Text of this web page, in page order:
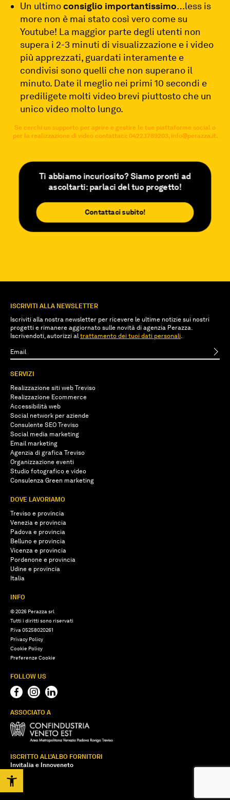
Un ultimoconsiglio importantissimo…less is
more non è mai stato così vero come su
Youtube! La maggior parte degli utenti non
supera i 2-3 minuti di visualizzazione e i video
più apprezzati, guardati interamente e
condivisi sono quelli che non superano il
minuto. Date il meglio nei primi 10 secondi e
prediligete molti video brevi piuttosto che un
unico video molto lungo.
Se cerchi un supporto per aprire e gestire le tue piattaforme social o
per la realizzazione di video contattaci: 0422.1789203, info@perazza.it.
Ti abbiamo incuriosito? Siamo pronti ad
ascoltarti: parlaci del tuo progetto!
Contattaci subito!
ISCRIVITI ALLA NEWSLETTER
Iscriviti alla nostra newsletter per ricevere le ultime notizie sui nostri
progetti e rimanere aggiornato sulle novità di agenzia Perazza.
Iscrivendoti, autorizzi al trattamento dei tuoi dati personali.
SERVIZI
Realizzazione siti web Treviso
Realizzazione Ecommerce
Accessibilità web
Social network per aziende
Consulente SEO Treviso
Social media marketing
Email marketing
Agenzia di grafica Treviso
Organizzazione eventi
Studio fotografico e video
Consulenza Green marketing
DOVE LAVORIAMO
Treviso e provincia
Venezia e provincia
Padova e provincia
Belluno e provincia
Vicenza e provincia
Pordenone e provincia
Udine e provincia
Italia
INFO
© 2026 Perazza srl
Tutti i diritti sono riservati
P.iva 05258020261
Privacy Policy
Cookie Policy
Preferenze Cookie
FOLLOW US
ASSOCIATO A
ISCRITTO ALL'ALBO FORNITORI
Invitalia e Innoveneto